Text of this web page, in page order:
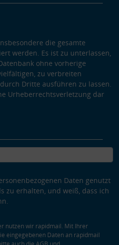
die gesamte
werden. Es ist zu unterlassen,
ohne vorherige
zu verbreiten
Dritte ausführen zu lassen.
Urheberrechtsverletzung dar
Daten genutzt
zu erhalten, und weiß, dass ich
nutzen wir rapidmail. Mit Ihrer
eingegebenen Daten an rapidmail